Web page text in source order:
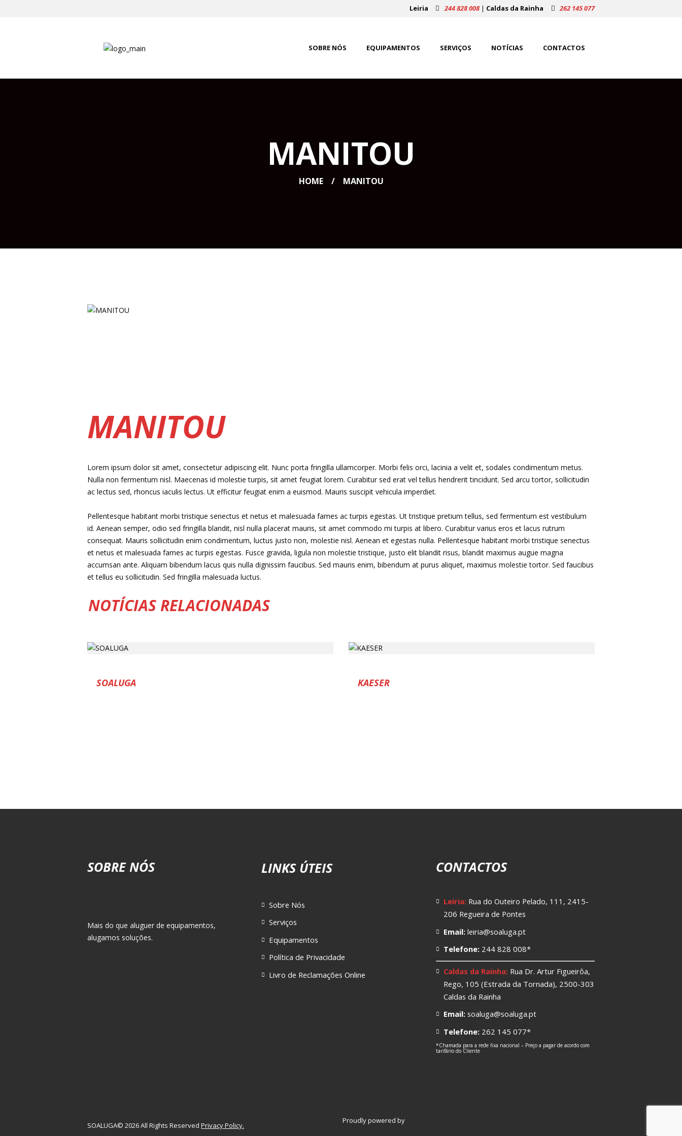
Leiria 244 828 008 | Caldas da Rainha 262 145 077
SOBRE NÓS EQUIPAMENTOS SERVIÇOS NOTÍCIAS CONTACTOS
MANITOU
HOME MANITOU
MANITOU
Lorem ipsum dolor sit amet, consectetur adipiscing elit. Nunc porta fringilla ullamcorper. Morbi felis orci, lacinia a velit et, sodales condimentum metus.
Nulla non fermentum nisl. Maecenas id molestie turpis, sit amet feugiat lorem. Curabitur sed erat vel tellus hendrerit tincidunt. Sed arcu tortor, sollicitudin
ac lectus sed, rhoncus iaculis lectus. Ut efficitur feugiat enim a euismod. Mauris suscipit vehicula imperdiet.
Pellentesque habitant morbi tristique senectus et netus et malesuada fames ac turpis egestas. Ut tristique pretium tellus, sed fermentum est vestibulum
id. Aenean semper, odio sed fringilla blandit, nisl nulla placerat mauris, sit amet commodo mi turpis at libero. Curabitur varius eros et lacus rutrum
consequat. Mauris sollicitudin enim condimentum, luctus justo non, molestie nisl. Aenean et egestas nulla. Pellentesque habitant morbi tristique senectus
et netus et malesuada fames ac turpis egestas. Fusce gravida, ligula non molestie tristique, justo elit blandit risus, blandit maximus augue magna
accumsan ante. Aliquam bibendum lacus quis nulla dignissim faucibus. Sed mauris enim, bibendum at purus aliquet, maximus molestie tortor. Sed faucibus
et tellus eu sollicitudin. Sed fringilla malesuada luctus.
NOTÍCIAS RELACIONADAS
SOALUGA KAESER
SOBRE NÓS
Mais do que aluguer de equipamentos,
alugamos soluções.
LINKS ÚTEIS
Sobre Nós
Serviços
Equipamentos
Política de Privacidade
Livro de Reclamações Online
CONTACTOS
Leiria: Rua do Outeiro Pelado, 111, 2415-
206 Regueira de Pontes
Email: leiria@soaluga.pt
Telefone: 244 828 008*
Caldas da Rainha: Rua Dr. Artur Figueirôa,
Rego, 105 (Estrada da Tornada), 2500-303
Caldas da Rainha
Email: soaluga@soaluga.pt
Telefone: 262 145 077*
*Chamada para a rede fixa nacional – Preço a pagar de acordo com
tarifário do Cliente
SOALUGA© 2026 All Rights Reserved Privacy Policy.
Proudly powered by